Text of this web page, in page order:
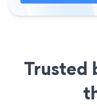
Trusted